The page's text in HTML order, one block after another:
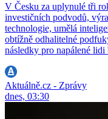
V Česku za uplynulé tři
investičních podvodů,
technologie, umělá
obtížně odhalitelné
následky pro napálené lidi
Aktuálně.cz - Zprávy
dnes, 03:30